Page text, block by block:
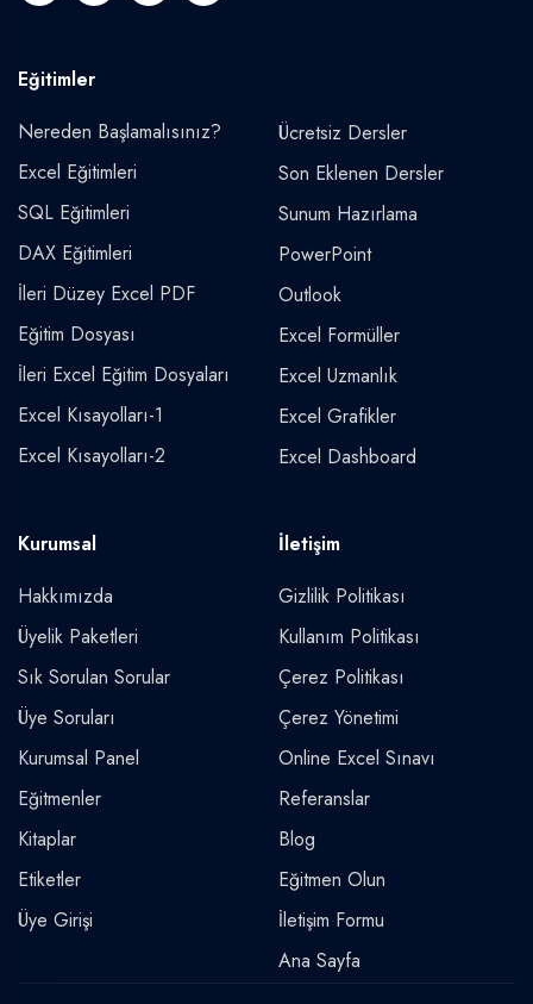
Eğitimler
Nereden Başlamalısınız?
Excel Eğitimleri
SQL Eğitimleri
DAX Eğitimleri
İleri Düzey Excel PDF
Eğitim Dosyası
İleri Excel Eğitim Dosyaları
Excel Kısayolları-1
Excel Kısayolları-2
Ücretsiz Dersler
Son Eklenen Dersler
Sunum Hazırlama
PowerPoint
Outlook
Excel Formüller
Excel Uzmanlık
Excel Grafikler
Excel Dashboard
Kurumsal
Hakkımızda
Üyelik Paketleri
Sık Sorulan Sorular
Üye Soruları
Kurumsal Panel
Eğitmenler
Kitaplar
Etiketler
Üye Girişi
İletişim
Gizlilik Politikası
Kullanım Politikası
Çerez Politikası
Çerez Yönetimi
Online Excel Sınavı
Referanslar
Blog
Eğitmen Olun
İletişim Formu
Ana Sayfa